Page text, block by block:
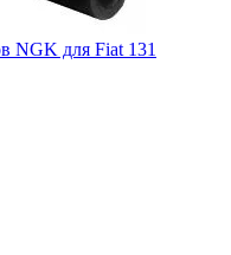
NGK для Fiat 131